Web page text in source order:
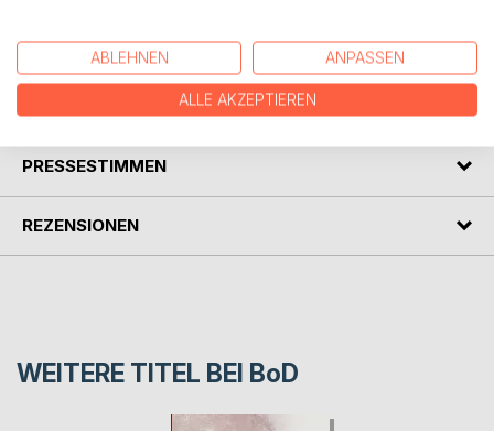
Erotische Kurzgeschichten der etwas härteren Art.....
PRESSESTIMMEN
REZENSIONEN
WEITERE TITEL BEI BoD
ABLEHNEN ANPASSEN
ALLE AKZEPTIEREN